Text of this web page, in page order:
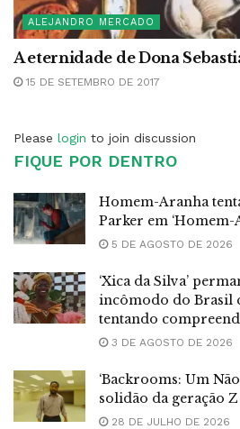
ALEJANDRO MERCADO
A eternidade de Dona
15 DE SETEMBRO DE 2017
Please login to join discussion
FIQUE POR DENTRO
Homem-Aranha
Parker em
5 DE AGOSTO DE 2026
‘Xica da Silva’
incômodo do Brasil
tentando
3 DE AGOSTO DE 2026
‘Backrooms: Um
solidão da geração
28 DE JULHO DE 2026